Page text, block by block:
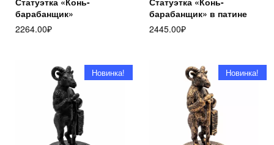
барабанщик»
2264.00₽
барабанщик» в патине
2445.00₽
Новинка! Новинка!